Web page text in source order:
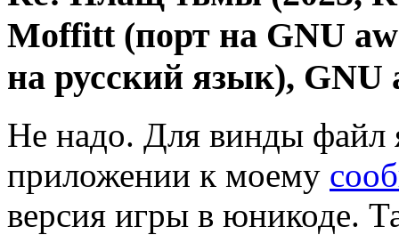
Moffitt (порт на GNU
на русский язык), GNU
Не надо. Для винды файл
приложении к моему
версия игры в юникоде.